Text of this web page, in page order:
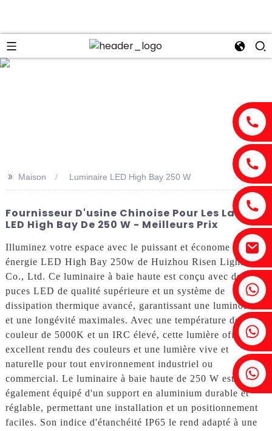
Fenia : +86 18607525299
Lierre : +86 18607522355
Tobin : +86 18818667168
>> Maison Luminaire LED High Bay 250 W
Fournisseur D'usine Chinoise Pour Les Lampes
LED High Bay De 250 W - Meilleurs Prix
Illuminez votre espace avec le puissant et économe en
énergie LED High Bay 250w de Huizhou Risen Lighting
Co., Ltd. Ce luminaire à baie haute est conçu avec des
puces LED de qualité supérieure et un système de
dissipation thermique avancé, garantissant une luminosité
et une longévité maximales. Avec une température de
couleur de 5000K et un IRC élevé, cette lumière offre un
excellent rendu des couleurs et une lumière vive et
naturelle pour tout environnement industriel ou
commercial. Le luminaire à baie haute de 250 W est
également équipé d'un support en aluminium durable et
réglable, permettant une installation et un positionnement
faciles. Son indice d'étanchéité IP65 le rend adapté à une